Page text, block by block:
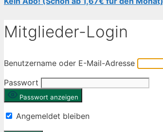
Mitglieder-Login
Benutzername oder E-Mail-Adresse
Passwort
Passwort anzeigen
Angemeldet bleiben